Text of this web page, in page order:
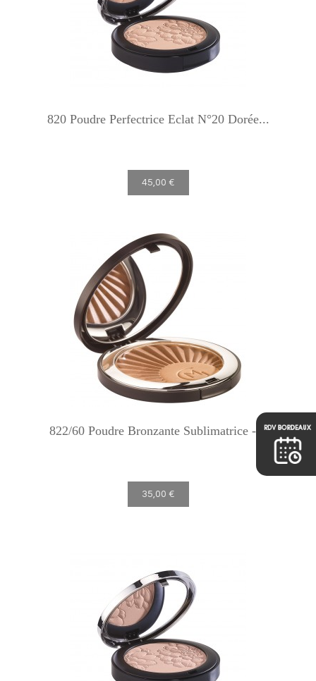
820 Poudre Perfectrice Eclat N°20 Dorée...
45,00 €
822/60 Poudre Bronzante Sublimatrice -...
35,00 €